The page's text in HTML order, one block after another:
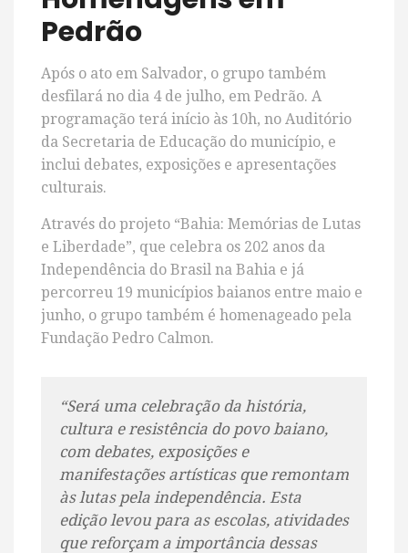
Pedrão
Após o ato em Salvador, o grupo também
desfilará no dia 4 de julho, em Pedrão. A
programação terá início às 10h, no Auditório
da Secretaria de Educação do município, e
inclui debates, exposições e apresentações
culturais.
Através do projeto “Bahia: Memórias de Lutas
e Liberdade”, que celebra os 202 anos da
Independência do Brasil na Bahia e já
percorreu 19 municípios baianos entre maio e
junho, o grupo também é homenageado pela
Fundação Pedro Calmon.
“Será uma celebração da história,
cultura e resistência do povo baiano,
com debates, exposições e
manifestações artísticas que remontam
às lutas pela independência. Esta
edição levou para as escolas, atividades
que reforçam a importância dessas